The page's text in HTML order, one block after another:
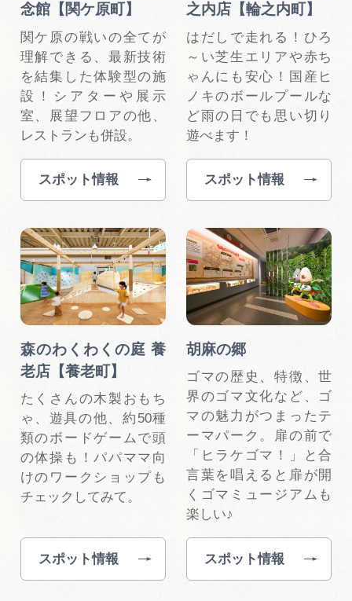
念館【関ケ原町】
関ケ原の戦いの全てが
理解できる、最新技術
を結集した体験型の施
設！シアターや展示
室、展望フロアの他、
レストランも併設。
スポット情報
之内店【輪之内町】
はだしで走れる！ひろ
～い芝生エリアや赤ち
ゃんにも安心！国産ヒ
ノキのボールプールな
ど雨の日でも思い切り
遊べます！
スポット情報
森のわくわくの庭 養
老店【養老町】
たくさんの木製おもち
ゃ、遊具の他、約50種
類のボードゲームで頭
の体操も！パパママ向
けのワークショップも
チェックしてみて。
スポット情報
胡麻の郷
ゴマの歴史、特徴、世
界のゴマ文化など、ゴ
マの魅力がつまったテ
ーマパーク。扉の前で
「ヒラケゴマ！」と合
言葉を唱えると扉が開
くゴマミュージアムも
楽しい♪
スポット情報